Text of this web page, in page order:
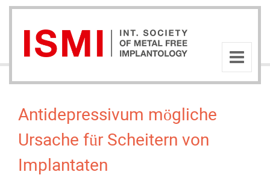
Antidepressivum mögliche
Ursache für Scheitern von
Implantaten